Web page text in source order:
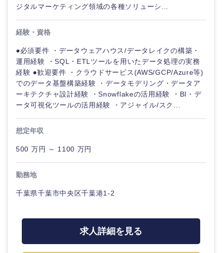
ジタルマーケティング領域の各種ソリューシ...
経験・資格
●必須要件 ・データウェアハウス/データレイクの構築・
運用経験 ・SQL・ETLツールを用いたデータ処理の実務
経験 ●歓迎要件 ・クラウドサービス(AWS/GCP/Azure等)
でのデータ基盤構築経験 ・データモデリング・データア
ーキテクチャ設計経験 ・Snowflakeの活用経験 ・BI・デ
ータ可視化ツールの活用経験 ・アジャイル/スク...
想定年収
500 万円 ～ 1100 万円
勤務地
千葉県千葉市中央区千葉港1-2
求人詳細を見る